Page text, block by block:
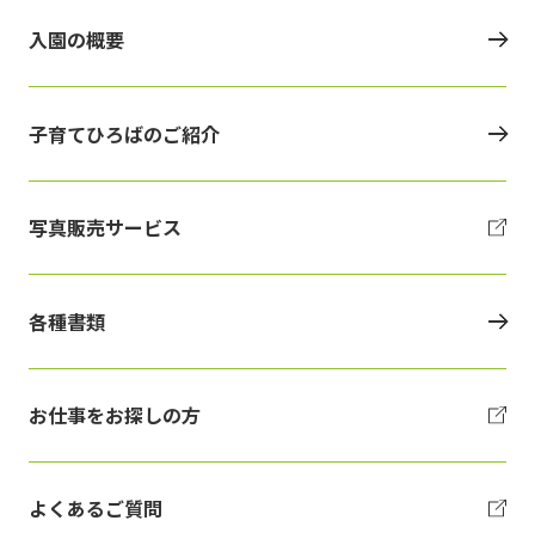
入園の概要
子育てひろばのご紹介
写真販売サービス
各種書類
お仕事をお探しの方
よくあるご質問